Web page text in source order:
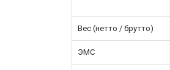
Вес (нетто / брутто)
ЭМС